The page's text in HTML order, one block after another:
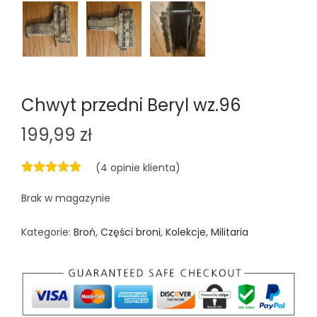
Chwyt przedni Beryl wz.96
199,99 zł
(4 opinie klienta)
Brak w magazynie
Kategorie: Broń, Części broni, Kolekcje, Militaria